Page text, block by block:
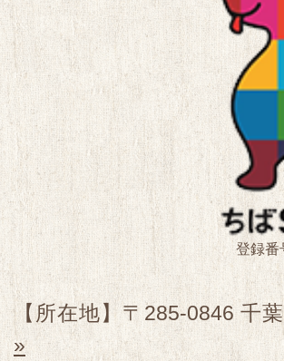
登録番
【所在地】〒285-0846 千
»